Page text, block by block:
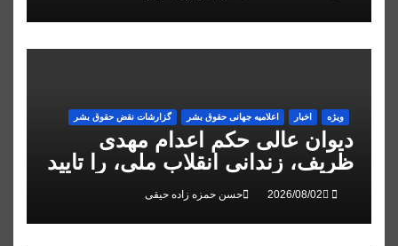
ویژه اخبار اعلاميه جهانی حقوق بشر گزارشات نقض حقوق بشر
دیوان عالی حکم اعدام مهدی
ظریف، زندانی انقلاب ملی، را تایید
کرد
حسن حمزه زاده حیقی